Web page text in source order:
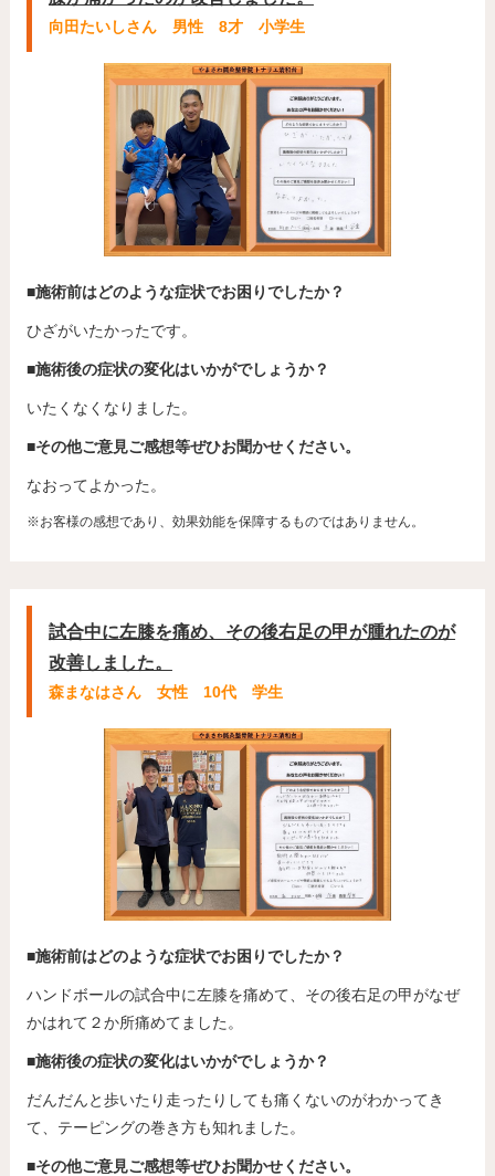
向田たいしさん 男性 8才 小学生
■施術前はどのような症状でお困りでしたか？
ひざがいたかったです。
■施術後の症状の変化はいかがでしょうか？
いたくなくなりました。
■その他ご意見ご感想等ぜひお聞かせください。
なおってよかった。
※お客様の感想であり、効果効能を保障するものではありません。
試合中に左膝を痛め、その後右足の甲が腫れたのが
改善しました。
森まなはさん 女性 10代 学生
■施術前はどのような症状でお困りでしたか？
ハンドボールの試合中に左膝を痛めて、その後右足の甲がなぜ
かはれて２か所痛めてました。
■施術後の症状の変化はいかがでしょうか？
だんだんと歩いたり走ったりしても痛くないのがわかってき
て、テーピングの巻き方も知れました。
■その他ご意見ご感想等ぜひお聞かせください。